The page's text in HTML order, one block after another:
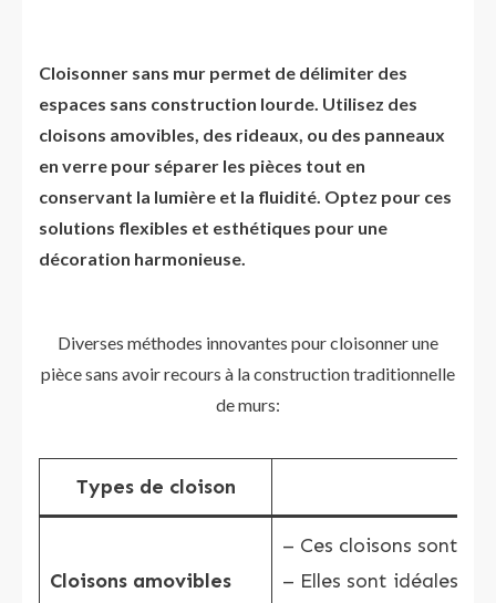
Cloisonner sans mur permet de délimiter des
espaces sans construction lourde. Utilisez des
cloisons amovibles, des rideaux, ou des panneaux
en verre pour séparer les pièces tout en
conservant la lumière et la fluidité. Optez pour ces
solutions flexibles et esthétiques pour une
décoration harmonieuse.
Diverses méthodes innovantes pour cloisonner une
pièce sans avoir recours à la construction traditionnelle
de murs:
Types de cloison
Cloisons amovibles
– Ces cloisons sont
– Elles sont idéales